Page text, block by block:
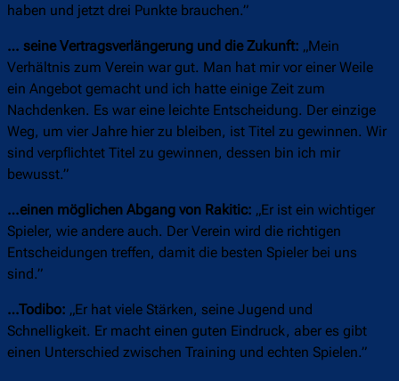
haben und jetzt drei Punkte brauchen.”
… seine Vertragsverlängerung und die Zukunft: „Mein
Verhältnis zum Verein war gut. Man hat mir vor einer Weile
ein Angebot gemacht und ich hatte einige Zeit zum
Nachdenken. Es war eine leichte Entscheidung. Der einzige
Weg, um vier Jahre hier zu bleiben, ist Titel zu gewinnen. Wir
sind verpflichtet Titel zu gewinnen, dessen bin ich mir
bewusst.”
…einen möglichen Abgang von Rakitic: „Er ist ein wichtiger
Spieler, wie andere auch. Der Verein wird die richtigen
Entscheidungen treffen, damit die besten Spieler bei uns
sind.”
…Todibo: „Er hat viele Stärken, seine Jugend und
Schnelligkeit. Er macht einen guten Eindruck, aber es gibt
einen Unterschied zwischen Training und echten Spielen.”